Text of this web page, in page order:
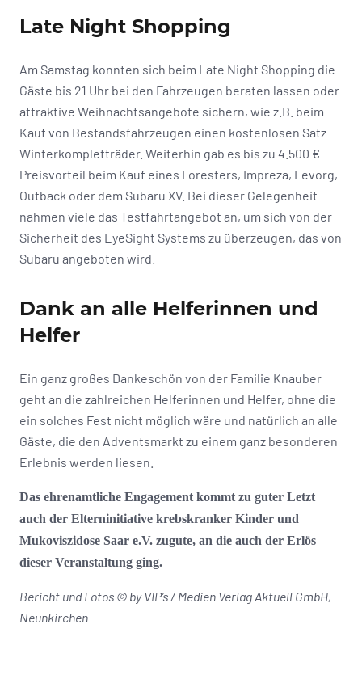
Late Night Shopping
Am Samstag konnten sich beim Late Night Shopping die
Gäste bis 21 Uhr bei den Fahrzeugen beraten lassen oder
attraktive Weihnachtsangebote sichern, wie z.B. beim
Kauf von Bestandsfahrzeugen einen kostenlosen Satz
Winterkompletträder. Weiterhin gab es bis zu 4.500 €
Preisvorteil beim Kauf eines Foresters, Impreza, Levorg,
Outback oder dem Subaru XV. Bei dieser Gelegenheit
nahmen viele das Testfahrtangebot an, um sich von der
Sicherheit des EyeSight Systems zu überzeugen, das von
Subaru angeboten wird.
Dank an alle Helferinnen und
Helfer
Ein ganz großes Dankeschön von der Familie Knauber
geht an die zahlreichen Helferinnen und Helfer, ohne die
ein solches Fest nicht möglich wäre und natürlich an alle
Gäste, die den Adventsmarkt zu einem ganz besonderen
Erlebnis werden liesen.
Das ehrenamtliche Engagement kommt zu guter Letzt
auch der Elterninitiative krebskranker Kinder und
Mukoviszidose Saar e.V. zugute, an die auch der Erlös
dieser Veranstaltung ging.
Bericht und Fotos © by VIP’s / Medien Verlag Aktuell GmbH,
Neunkirchen